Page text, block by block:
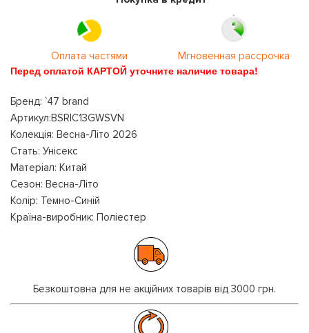
Оплата частями Мгновенная рассрочка
Перед оплатой КАРТОЙ уточните наличие товара!
Бренд: `47 brand
Артикул:BSRIC13GWSVN
Колекція: Весна-Літо 2026
Стать: Унісекс
Матеріал: Китай
Сезон: Весна-Літо
Колір: Темно-Синій
Країна-виробник: Поліестер
Безкоштовна для не акційних товарів від 3000 грн.